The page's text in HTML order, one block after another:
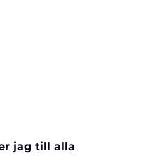
jag till alla